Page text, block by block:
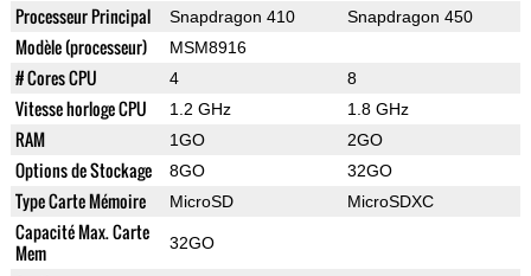
Processeur Principal Snapdragon 410 Snapdragon 450
Modèle (processeur) MSM8916
# Cores CPU 4 8
Vitesse horloge CPU 1.2 GHz 1.8 GHz
RAM 1GO 2GO
Options de Stockage 8GO 32GO
Type Carte Mémoire MicroSD MicroSDXC
Capacité Max. Carte
Mem
32GO